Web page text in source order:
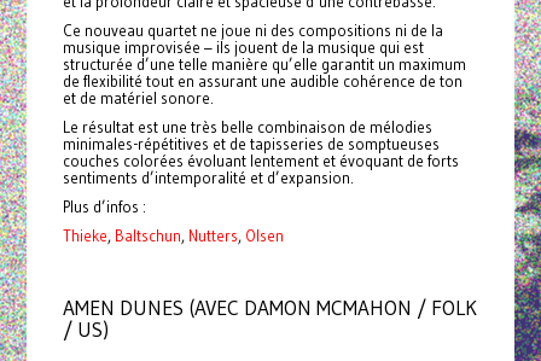
Ce nouveau quartet ne joue ni des compositions ni de la
musique improvisée – ils jouent de la musique qui est
structurée d’une telle manière qu’elle garantit un maximum
de flexibilité tout en assurant une audible cohérence de ton
et de matériel sonore.
Le résultat est une très belle combinaison de mélodies
minimales-répétitives et de tapisseries de somptueuses
couches colorées évoluant lentement et évoquant de forts
sentiments d’intemporalité et d’expansion.
Plus d’infos :
Thieke, Baltschun, Nutters, Olsen
AMEN DUNES (AVEC DAMON MCMAHON / FOLK
/ US)